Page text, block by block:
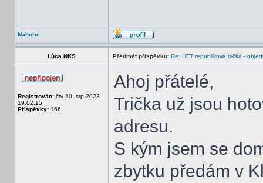
Nahoru
Lůca NKS Předmět příspěvku: Re: HFT republiková trička -
Registrován: čtv 10. srp 2023
19:02:15
Příspěvky: 166
Ahoj přátelé,
Trička už jsou
adresu.
S kým jsem se
zbytku předám v